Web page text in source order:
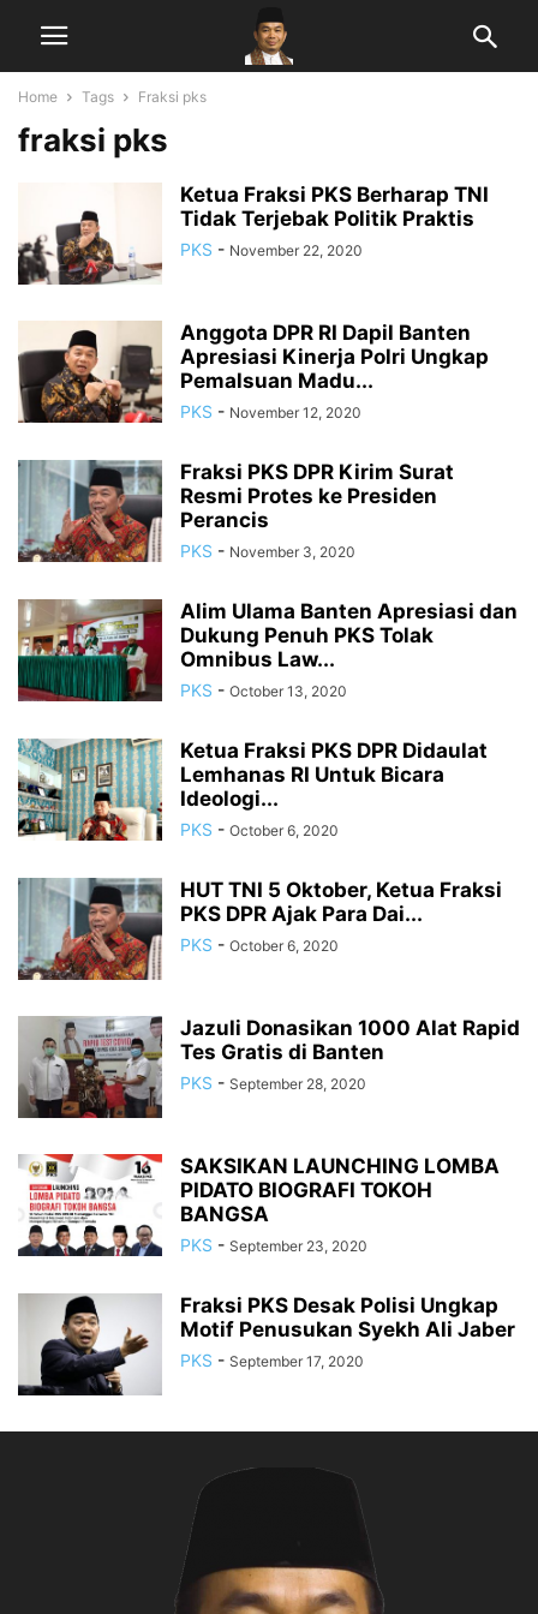
Home Tags Fraksi pks
fraksi pks
Ketua Fraksi PKS Berharap TNI
Tidak Terjebak Politik Praktis
PKS - November 22, 2020
Anggota DPR RI Dapil Banten
Apresiasi Kinerja Polri Ungkap
Pemalsuan Madu...
PKS - November 12, 2020
Fraksi PKS DPR Kirim Surat
Resmi Protes ke Presiden
Perancis
PKS - November 3, 2020
Alim Ulama Banten Apresiasi dan
Dukung Penuh PKS Tolak
Omnibus Law...
PKS - October 13, 2020
Ketua Fraksi PKS DPR Didaulat
Lemhanas RI Untuk Bicara
Ideologi...
PKS - October 6, 2020
HUT TNI 5 Oktober, Ketua Fraksi
PKS DPR Ajak Para Dai...
PKS - October 6, 2020
Jazuli Donasikan 1000 Alat Rapid
Tes Gratis di Banten
PKS - September 28, 2020
SAKSIKAN LAUNCHING LOMBA
PIDATO BIOGRAFI TOKOH
BANGSA
PKS - September 23, 2020
Fraksi PKS Desak Polisi Ungkap
Motif Penusukan Syekh Ali Jaber
PKS - September 17, 2020